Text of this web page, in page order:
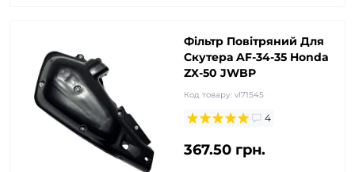
Фільтр Повітряний Для
Скутера AF-34-35 Honda
ZX-50 JWBP
Код товару: vl71545
4
367.50 грн.